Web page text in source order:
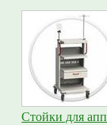
Стойки для